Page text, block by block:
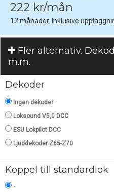
222 kr/mån
12 månader. Inklusive
Fler alternativ.
m.m.
Dekoder
Ingen dekoder
Loksound V5,0 DCC
ESU Lokpilot DCC
Ljuddekoder Z65-Z70
Koppel till standardlok
-